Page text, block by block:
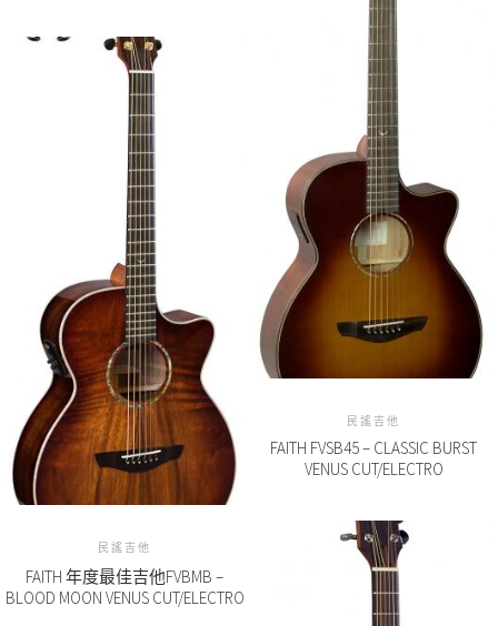
民謠吉他
FAITH FVSB45 – CLASSIC BURST
VENUS CUT/ELECTRO
民謠吉他
FAITH 年度最佳吉他FVBMB –
BLOOD MOON VENUS CUT/ELECTRO